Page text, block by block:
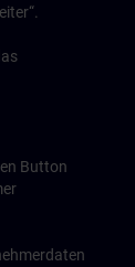
Button